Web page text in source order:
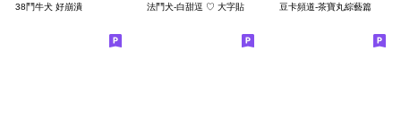
38鬥牛犬 好崩潰 法鬥犬-白甜逗 ♡ 大字貼 豆卡頻道-茶寶丸綜藝篇